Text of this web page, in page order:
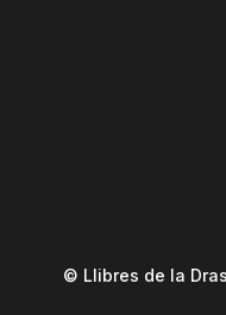
© Llibres de la